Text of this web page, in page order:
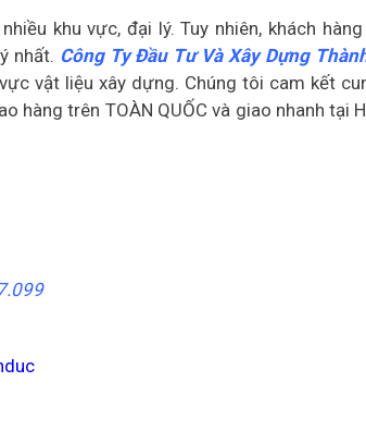
khu vực, đại lý. Tuy nhiên, khách
nhất. Công Ty Đầu Tư Và Xây Dựng
vật liệu xây dựng. Chúng tôi cam kết
hàng trên TOÀN QUỐC và giao nhanh tại